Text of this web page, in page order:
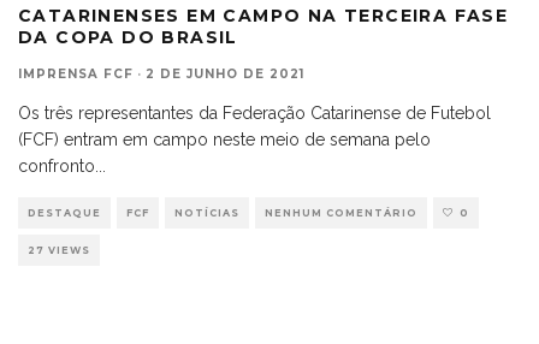
CATARINENSES EM CAMPO NA TERCEIRA FASE
DA COPA DO BRASIL
IMPRENSA FCF · 2 DE JUNHO DE 2021
Os três representantes da Federação Catarinense de Futebol
(FCF) entram em campo neste meio de semana pelo
confronto
DESTAQUE FCF NOTÍCIAS NENHUM COMENTÁRIO 0
27 VIEWS